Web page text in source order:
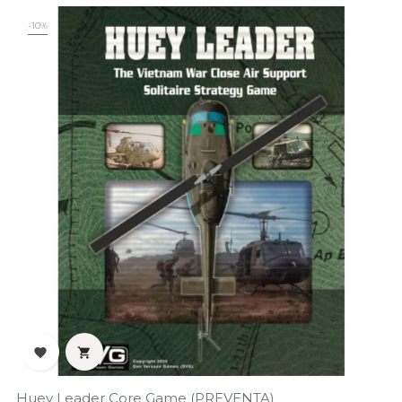
-10%
 
Huey Leader Core Game (PREVENTA)